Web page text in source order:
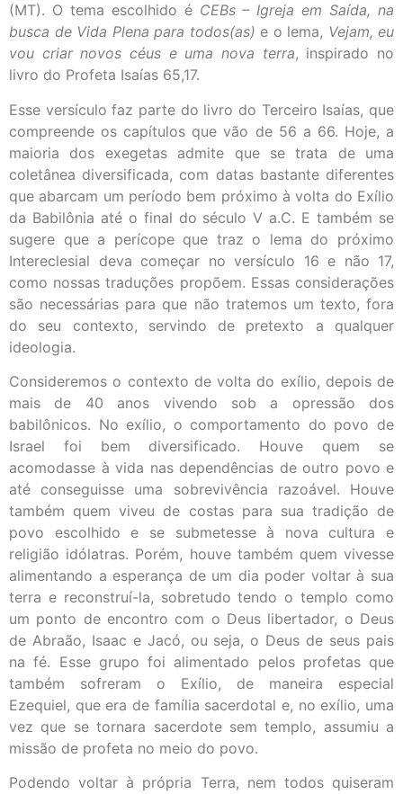
(MT). O tema escolhido é CEBs – Igreja em Saída, na
busca de Vida Plena para todos(as) e o lema, Vejam, eu
vou criar novos céus e uma nova terra, inspirado no
livro do Profeta Isaías 65,17.
Esse versículo faz parte do livro do Terceiro Isaías, que
compreende os capítulos que vão de 56 a 66. Hoje, a
maioria dos exegetas admite que se trata de uma
coletânea diversificada, com datas bastante diferentes
que abarcam um período bem próximo à volta do Exílio
da Babilônia até o final do século V a.C. E também se
sugere que a perícope que traz o lema do próximo
Intereclesial deva começar no versículo 16 e não 17,
como nossas traduções propõem. Essas considerações
são necessárias para que não tratemos um texto, fora
do seu contexto, servindo de pretexto a qualquer
ideologia.
Consideremos o contexto de volta do exílio, depois de
mais de 40 anos vivendo sob a opressão dos
babilônicos. No exílio, o comportamento do povo de
Israel foi bem diversificado. Houve quem se
acomodasse à vida nas dependências de outro povo e
até conseguisse uma sobrevivência razoável. Houve
também quem viveu de costas para sua tradição de
povo escolhido e se submetesse à nova cultura e
religião idólatras. Porém, houve também quem vivesse
alimentando a esperança de um dia poder voltar à sua
terra e reconstruí-la, sobretudo tendo o templo como
um ponto de encontro com o Deus libertador, o Deus
de Abraão, Isaac e Jacó, ou seja, o Deus de seus pais
na fé. Esse grupo foi alimentado pelos profetas que
também sofreram o Exílio, de maneira especial
Ezequiel, que era de família sacerdotal e, no exílio, uma
vez que se tornara sacerdote sem templo, assumiu a
missão de profeta no meio do povo.
Podendo voltar à própria Terra, nem todos quiseram